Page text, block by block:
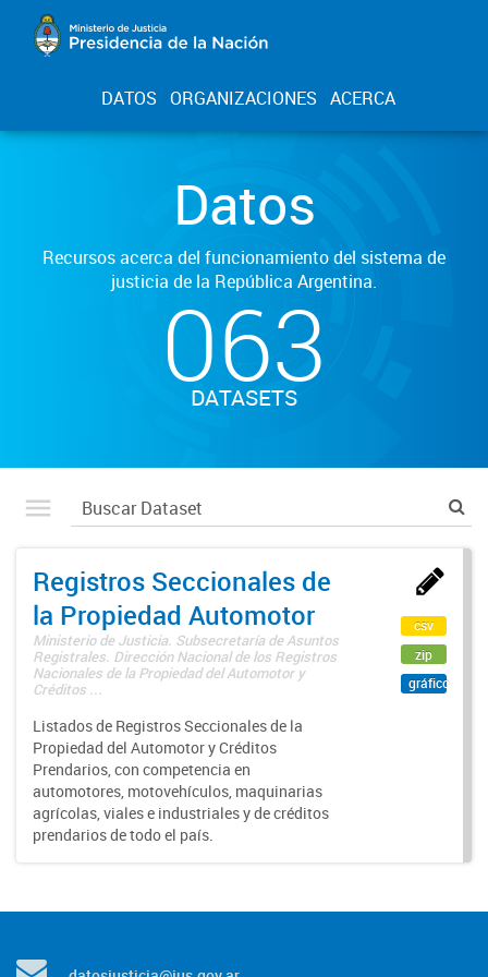
DATOS ORGANIZACIONES ACERCA
Datos
Recursos acerca del funcionamiento del sistema de
justicia de la República Argentina.
063
DATASETS
Registros Seccionales de
la Propiedad Automotor
Ministerio de Justicia. Subsecretaría de Asuntos
Registrales. Dirección Nacional de los Registros
Nacionales de la Propiedad del Automotor y
Créditos ...
Listados de Registros Seccionales de la
Propiedad del Automotor y Créditos
Prendarios, con competencia en
automotores, motovehículos, maquinarias
agrícolas, viales e industriales y de créditos
prendarios de todo el país.
csv
zip
gráfico